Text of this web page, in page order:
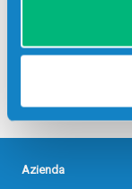
Azienda